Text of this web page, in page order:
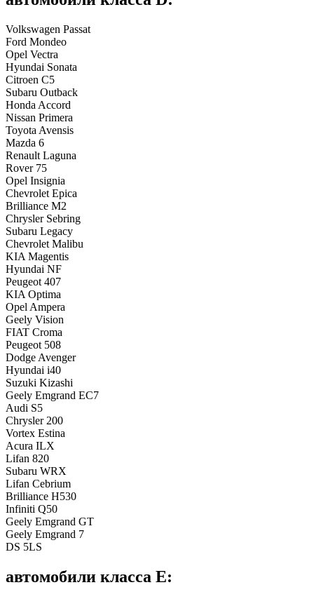
Volkswagen Passat
Ford Mondeo
Opel Vectra
Hyundai Sonata
Citroen C5
Subaru Outback
Honda Accord
Nissan Primera
Toyota Avensis
Mazda 6
Renault Laguna
Rover 75
Opel Insignia
Chevrolet Epica
Brilliance M2
Chrysler Sebring
Subaru Legacy
Chevrolet Malibu
KIA Magentis
Hyundai NF
Peugeot 407
KIA Optima
Opel Ampera
Geely Vision
FIAT Croma
Peugeot 508
Dodge Avenger
Hyundai i40
Suzuki Kizashi
Geely Emgrand EC7
Audi S5
Chrysler 200
Vortex Estina
Acura ILX
Lifan 820
Subaru WRX
Lifan Cebrium
Brilliance H530
Infiniti Q50
Geely Emgrand GT
Geely Emgrand 7
DS 5LS
автомобили класса E: